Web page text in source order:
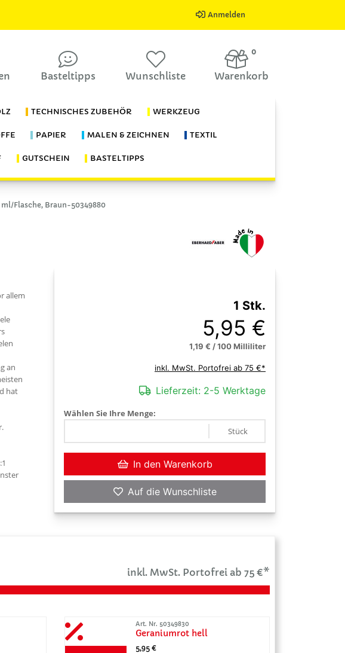
Anmelden
Basteltipps Wunschliste
0
Warenkorb
TECHNISCHES ZUBEHÖR WERKZEUG
PAPIER MALEN & ZEICHNEN TEXTIL
GUTSCHEIN BASTELTIPPS
Flasche, Braun-50349880
allem
an
hat
1 Stk.
5,95 €
1,19 € / 100 Milliliter
inkl. MwSt. Portofrei ab 75 €*
Lieferzeit: 2-5 Werktage
Wählen Sie Ihre Menge:
Stück
In den Warenkorb
Auf die Wunschliste
inkl. MwSt. Portofrei ab 75 €*
Art. Nr. 50349830
Geraniumrot hell
5,95 €